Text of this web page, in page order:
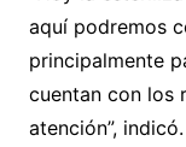
aquí podremos
principalmente
cuentan con los
atención”, indicó.